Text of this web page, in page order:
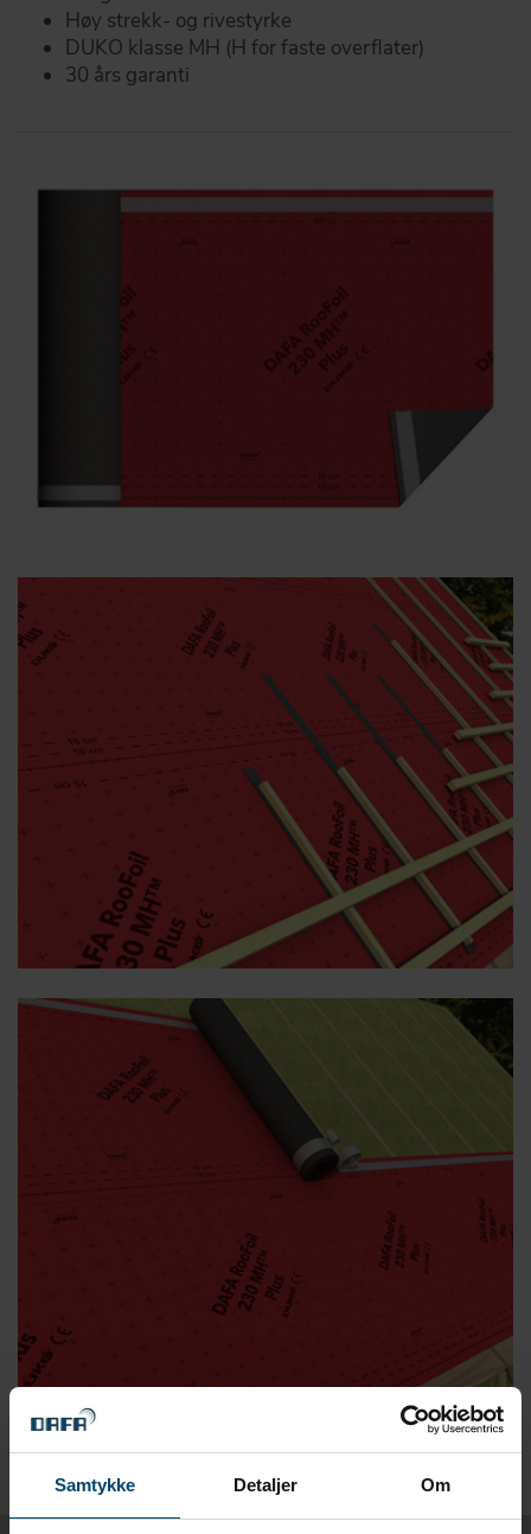
Samtykke Detaljer Om
Høy strekk- og rivestyrke
DUKO klasse MH (H for faste overflater)
30 års garanti